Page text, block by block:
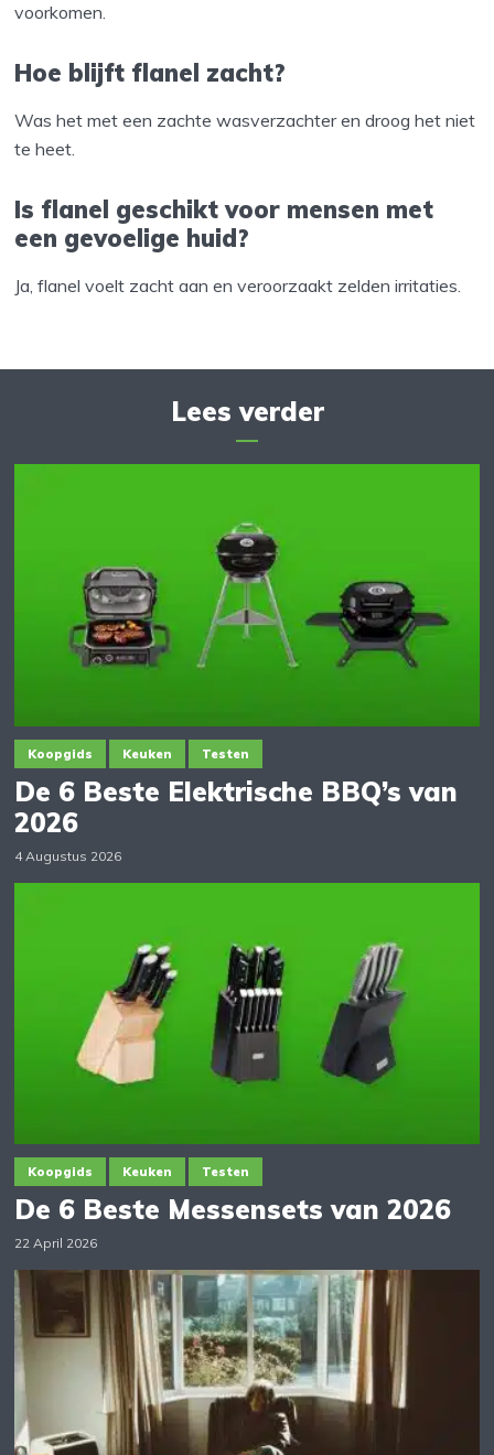
voorkomen.
Hoe blijft flanel zacht?
Was het met een zachte wasverzachter en droog het niet
te heet.
Is flanel geschikt voor mensen met
een gevoelige huid?
Ja, flanel voelt zacht aan en veroorzaakt zelden irritaties.
Lees verder
Koopgids Keuken Testen
De 6 Beste Elektrische BBQ’s van
2026
4 Augustus 2026
Koopgids Keuken Testen
De 6 Beste Messensets van 2026
22 April 2026